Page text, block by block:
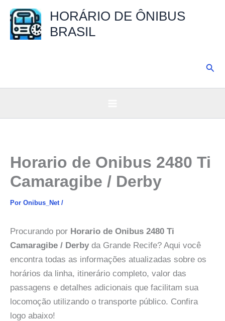
para
HORÁRIO DE ÔNIBUS
BRASIL
Horario de Onibus 2480 Ti
Camaragibe / Derby
Por Onibus_Net /
Procurando por Horario de Onibus 2480 Ti
Camaragibe / Derby da Grande Recife? Aqui você
encontra todas as informações atualizadas sobre os
horários da linha, itinerário completo, valor das
passagens e detalhes adicionais que facilitam sua
locomoção utilizando o transporte público. Confira
logo abaixo!